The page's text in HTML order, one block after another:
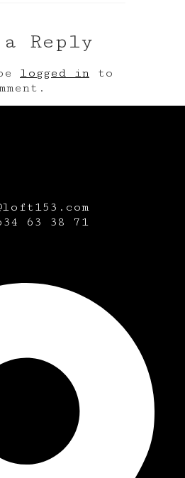
Reply
logged in to
63 38 71